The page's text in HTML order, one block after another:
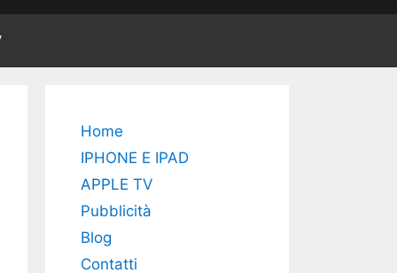
Home
IPHONE E IPAD
APPLE TV
Pubblicità
Blog
Contatti